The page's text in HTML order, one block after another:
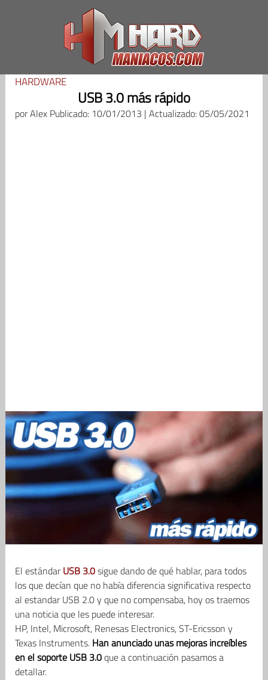
HARDWARE
USB 3.0 más rápido
porAlex Publicado: 10/01/2013 | Actualizado: 05/05/2021
El estándarUSB 3.0sigue dando de qué hablar, para todos
los que decían que no había diferencia significativa respecto
al estandar USB 2.0 y que no compensaba, hoy os traemos
una noticia que les puede interesar.
HP, Intel, Microsoft, Renesas Electronics, ST-Ericsson y
Texas Instruments. Han anunciado unas mejoras increíbles
en el soporte USB 3.0que a continuación pasamos a
detallar.